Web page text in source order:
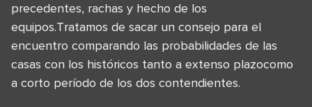
precedentes, rachas y hecho de los
equipos.Tratamos de sacar un consejo para el
encuentro comparando las probabilidades de las
casas con los históricos tanto a extenso plazocomo
a corto período de los dos contendientes.